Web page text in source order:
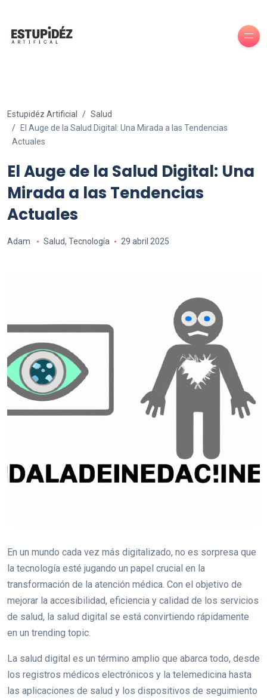
Estupidéz Artificial
Salud
El Auge de la Salud Digital: Una Mirada a las Tendencias
Actuales
El Auge de la Salud Digital: Una
Mirada a las Tendencias
Actuales
Adam Salud, Tecnología 29 abril 2025
En un mundo cada vez más digitalizado, no es sorpresa que
la tecnología esté jugando un papel crucial en la
transformación de la atención médica. Con el objetivo de
mejorar la accesibilidad, eficiencia y calidad de los servicios
de salud, la salud digital se está convirtiendo rápidamente
en un trending topic.
La salud digital es un término amplio que abarca todo, desde
los registros médicos electrónicos y la telemedicina hasta
las aplicaciones de salud y los dispositivos de seguimiento